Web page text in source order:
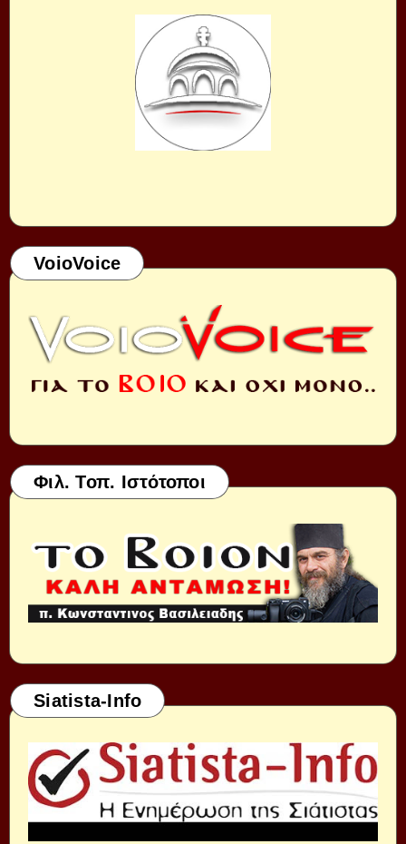
VoioVoice
Φιλ. Τοπ. Ιστότοποι
Siatista-Info